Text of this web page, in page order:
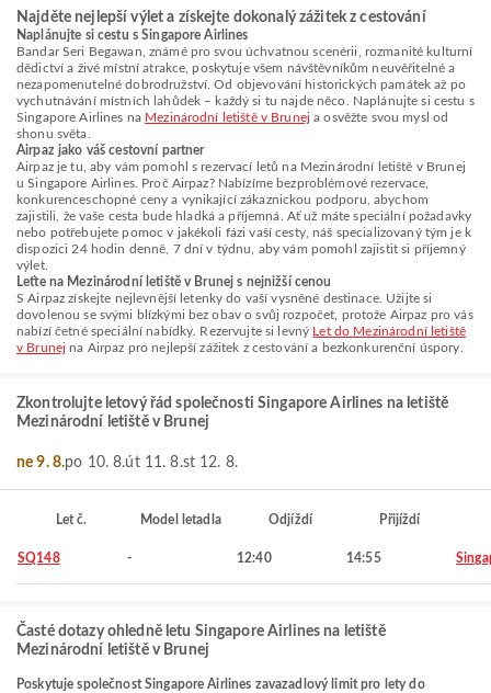
Najděte nejlepší výlet a získejte dokonalý zážitek z cestování
Naplánujte si cestu s Singapore Airlines
Bandar Seri Begawan, známé pro svou úchvatnou scenérii, rozmanité kulturní
dědictví a živé místní atrakce, poskytuje všem návštěvníkům neuvěřitelné a
nezapomenutelné dobrodružství. Od objevování historických památek až po
vychutnávání místních lahůdek – každý si tu najde něco. Naplánujte si cestu s
Singapore Airlines na Mezinárodní letiště v Brunej a osvěžte svou mysl od
shonu světa.
Airpaz jako váš cestovní partner
Airpaz je tu, aby vám pomohl s rezervací letů na Mezinárodní letiště v Brunej
u Singapore Airlines. Proč Airpaz? Nabízíme bezproblémové rezervace,
konkurenceschopné ceny a vynikající zákaznickou podporu, abychom
zajistili, že vaše cesta bude hladká a příjemná. Ať už máte speciální požadavky
nebo potřebujete pomoc v jakékoli fázi vaší cesty, náš specializovaný tým je k
dispozici 24 hodin denně, 7 dní v týdnu, aby vám pomohl zajistit si příjemný
výlet.
Leťte na Mezinárodní letiště v Brunej s nejnižší cenou
S Airpaz získejte nejlevnější letenky do vaší vysněné destinace. Užijte si
dovolenou se svými blízkými bez obav o svůj rozpočet, protože Airpaz pro vás
nabízí četné speciální nabídky. Rezervujte si levný Let do Mezinárodní letiště
v Brunej na Airpaz pro nejlepší zážitek z cestování a bezkonkurenční úspory.
Zkontrolujte letový řád společnosti Singapore Airlines na letiště
Mezinárodní letiště v Brunej
ne 9. 8.po 10. 8.út 11. 8.st 12. 8.
Let č. Model letadla Odjíždí Přijíždí
SQ148 - 12:40 14:55
Časté dotazy ohledně letu Singapore Airlines na letiště
Mezinárodní letiště v Brunej
Poskytuje společnost Singapore Airlines zavazadlový limit pro lety do